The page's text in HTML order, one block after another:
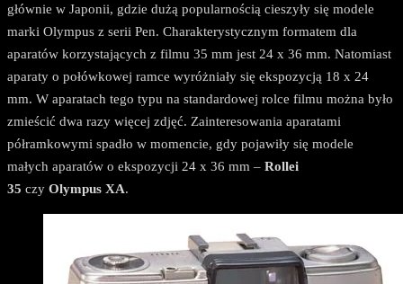
głównie w Japonii, gdzie dużą popularnością cieszyły się modele
marki Olympus z serii Pen. Charakterystycznym formatem dla
aparatów korzystających z filmu 35 mm jest 24 x 36 mm. Natomiast
aparaty o połówkowej ramce wyróżniały się ekspozycją 18 x 24
mm. W aparatach tego typu na standardowej rolce filmu można było
zmieścić dwa razy więcej zdjęć. Zainteresowania aparatami
półramkowymi spadło w momencie, gdy pojawiły się modele
małych aparatów o ekspozycji 24 x 36 mm – Rollei
35 czy Olympus XA.